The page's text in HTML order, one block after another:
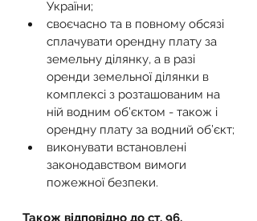
України;
своєчасно та в повному обсязі
сплачувати орендну плату за
земельну ділянку, а в разі
оренди земельної ділянки в
комплексі з розташованим на
ній водним об’єктом - також і
орендну плату за водний об’єкт;
виконувати встановлені
законодавством вимоги
пожежної безпеки.
Також відповідно до ст. 96.